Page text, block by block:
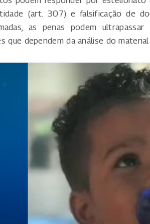
(art. 307) e falsificação de
as penas podem
que dependem da análise do